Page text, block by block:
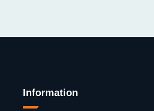
Information